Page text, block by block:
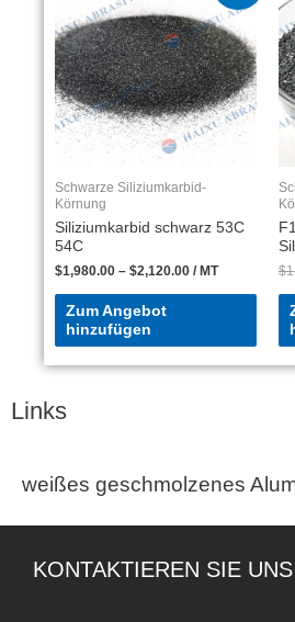
Schwarze Siliziumkarbid-
Körnung
Siliziumkarbid schwarz 53C
54C
$1,980.00 – $2,120.00 / MT
Zum Angebot
hinzufügen
$
Links
weißes geschmolzenes
KONTAKTIEREN SIE UNS